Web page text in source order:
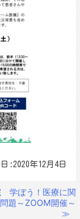
:2020年12月4日
学ぼう！医療に関
題～ZOOM開催～
≫